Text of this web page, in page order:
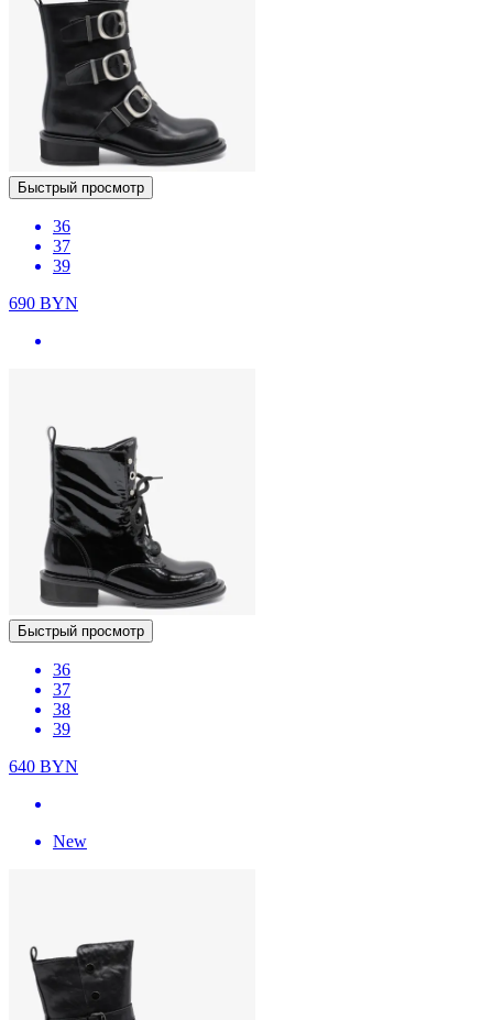
Быстрый просмотр
36
37
39
690 BYN
Быстрый просмотр
36
37
38
39
640 BYN
New